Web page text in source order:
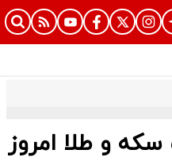
و طلا امروز